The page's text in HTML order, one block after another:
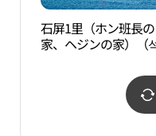
石屏1里（ホン班長の
家、ヘジンの家）（